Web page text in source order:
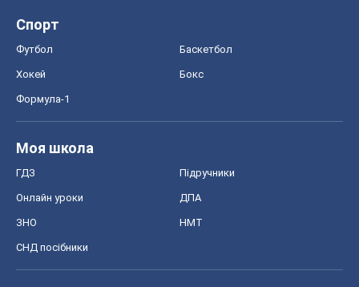
Спорт
Футбол Баскетбол
Хокей Бокс
Формула-1
Моя школа
ГДЗ Підручники
Онлайн уроки ДПА
ЗНО НМТ
СНД посібники